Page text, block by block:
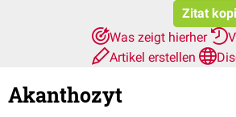
Zitat
Was zeigt hierher
Artikel erstellen
Akanthozyt